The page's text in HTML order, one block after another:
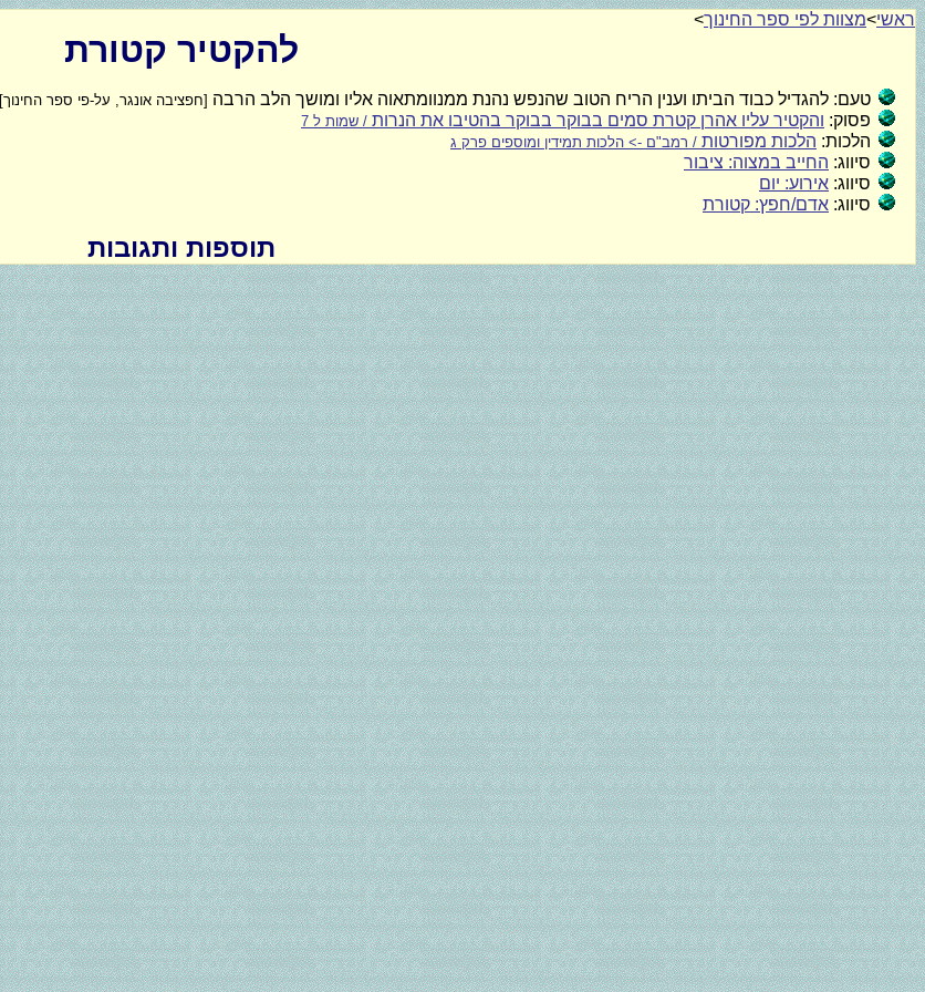
ראשי>מצוות לפי ספר החינוך>
להקטיר קטורת
טעם: להגדיל כבוד הביתו וענין הריח הטוב שהנפש נהנת ממנוומתאוה אליו ומושך הלב הרבה [חפציבה אונגר, על-פי ספר החינוך]
פסוק: והקטיר עליו אהרן קטרת סמים בבוקר בבוקר בהטיבו את הנרות / שמות ל 7
הלכות: הלכות מפורטות / רמב"ם -> הלכות תמידין ומוספים פרק ג
סיווג: החייב במצוה: ציבור
סיווג: אירוע: יום
סיווג: אדם/חפץ: קטורת
תוספות ותגובות